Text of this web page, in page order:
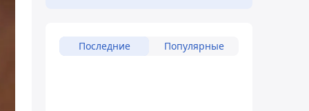
Последние Популярные